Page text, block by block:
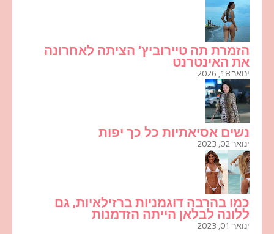
הזמרת תה טיירוביץ' הציתה לאחרונה
את האינטרנט
ינואר 18, 2026
נשים אסיאתיות כל כך יפות
ינואר 02, 2023
כמו בהרבה דוגמניות ברזילאיות, גם
ללונה לבלאן הייתה הזדמנות
ינואר 01, 2023